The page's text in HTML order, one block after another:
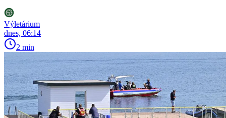
Výletárium
dnes, 06:14
2 min